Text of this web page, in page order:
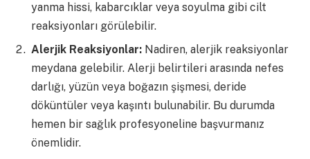
yanma hissi, kabarcıklar veya soyulma gibi cilt
reaksiyonları görülebilir.
Alerjik Reaksiyonlar: Nadiren, alerjik reaksiyonlar
meydana gelebilir. Alerji belirtileri arasında nefes
darlığı, yüzün veya boğazın şişmesi, deride
döküntüler veya kaşıntı bulunabilir. Bu durumda
hemen bir sağlık profesyoneline başvurmanız
önemlidir.